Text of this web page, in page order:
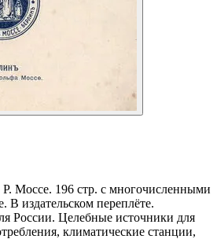
Р. Моссе. 196 стр. с многочисленными
В издательском переплёте.
России. Целебные источники для
климатические станции,